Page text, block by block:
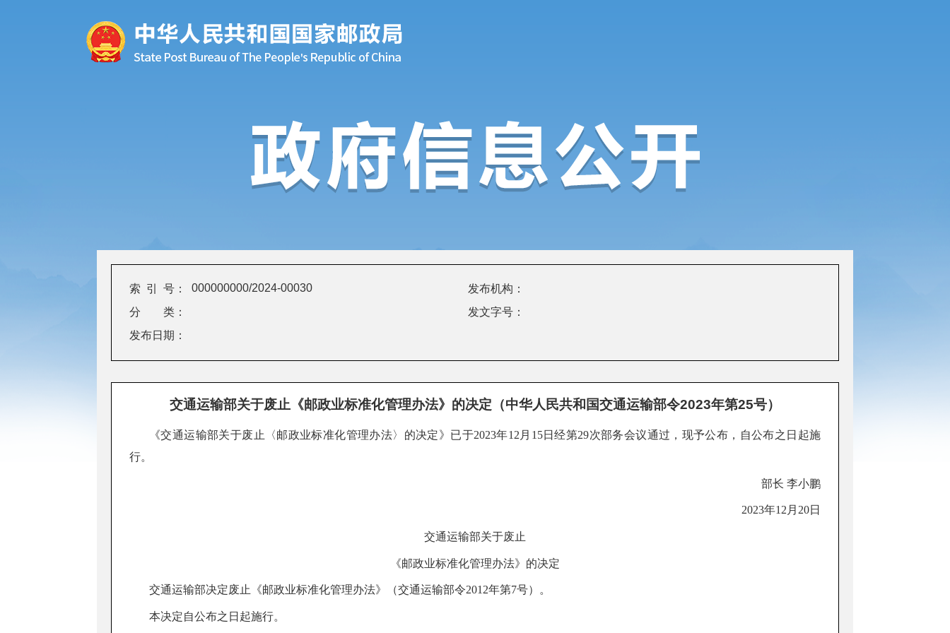
索 引 号： 000000000/2024-00030
发布机构：
分 类：
发文字号：
发布日期：
交通运输部关于废止《邮政业标准化管理办法》的决定（中华人民共和国交通运输部令2023年第25号）
《交通运输部关于废止〈邮政业标准化管理办法〉的决定》已于2023年12 月 15日经第29次部务会议通过，现予公布，自公布之日起施
行。
部长 李小鹏
2023年12 月 20日
交通运输部关于废止
《邮政业标准化管理办法》的决定
交通运输部决定废止《邮政业标准化管理办法》（交通运输部令2012年第7号）。
本决定自公布之日起施行。